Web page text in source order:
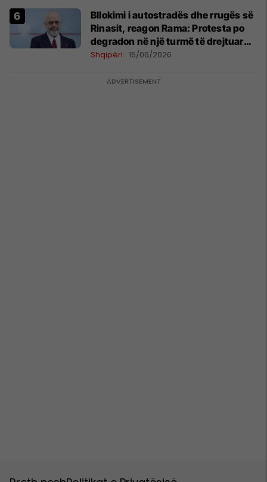
Bllokimi i autostradës dhe rrugës së
Rinasit, reagon Rama: Protesta po
degradon në një turmë të drejtuar
nga mendje të liga
Shqipëri 15/06/2026